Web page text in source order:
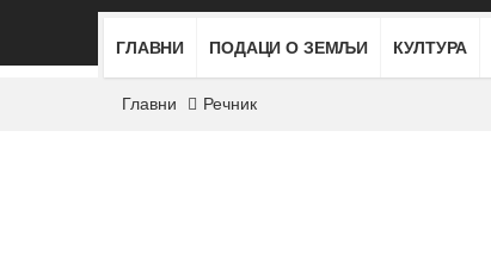
ГЛАВНИ ПОДАЦИ О ЗЕМЉИ КУЛТУРА
Главни Речник